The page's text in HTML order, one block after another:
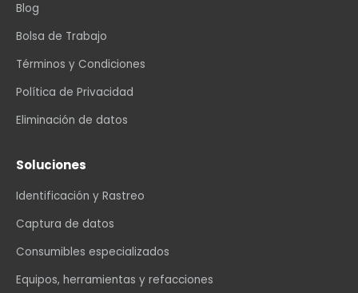
Blog
Bolsa de Trabajo
Términos y Condiciones
Política de Privacidad
Eliminación de datos
Soluciones
Identificación y Rastreo
Captura de datos
Consumibles especializados
Equipos, herramientas y refacciones